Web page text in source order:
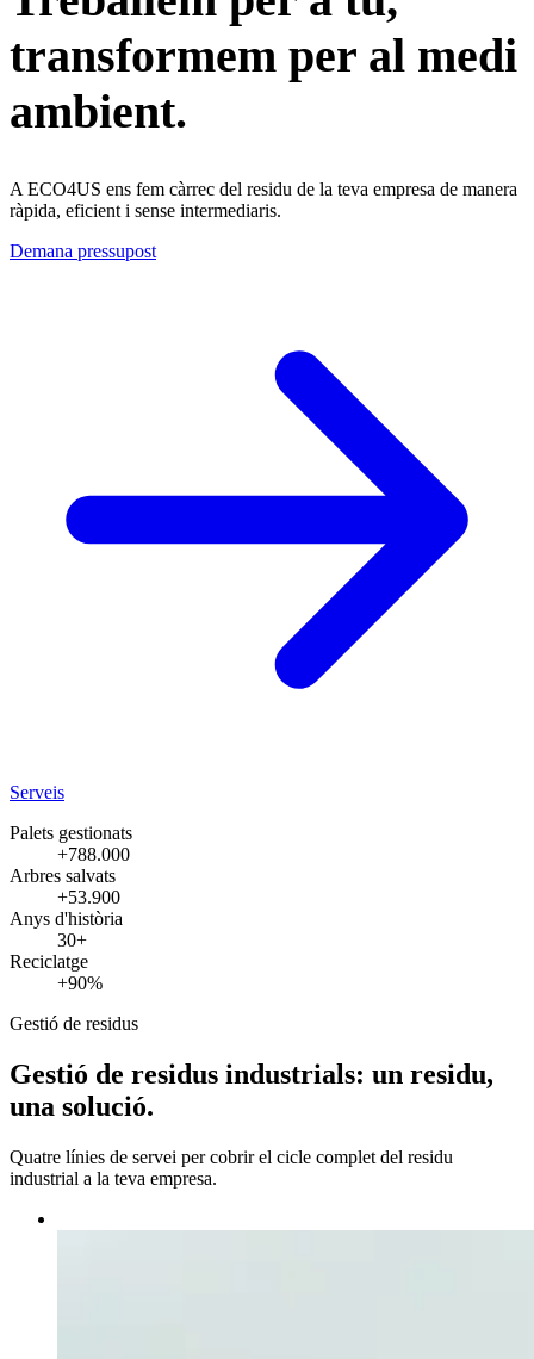
transformem per al medi
ambient.
A ECO4US ens fem càrrec del residu de la teva empresa de manera
ràpida, eficient i sense intermediaris.
Demana pressupost
Serveis
Palets gestionats
+788.000
Arbres salvats
+53.900
Anys d'història
30+
Reciclatge
+90%
Gestió de residus
Gestió de residus industrials: un residu,
una solució.
Quatre línies de servei per cobrir el cicle complet del residu
industrial a la teva empresa.